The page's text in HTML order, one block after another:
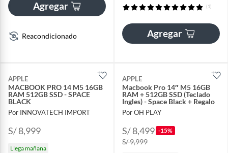
Agregar
Reacondicionado
(1)
Agregar
APPLE
MACBOOK PRO 14 M5 16GB
RAM 512GB SSD - SPACE
BLACK
Por INNOVATECH IMPORT
S/ 8,999
Llega mañana
APPLE
Macbook Pro 14″ M5 16GB
RAM + 512GB SSD (Teclado
Ingles) - Space Black + Regalo
Por OH PLAY
S/ 8,499 -15%
S/ 9,999